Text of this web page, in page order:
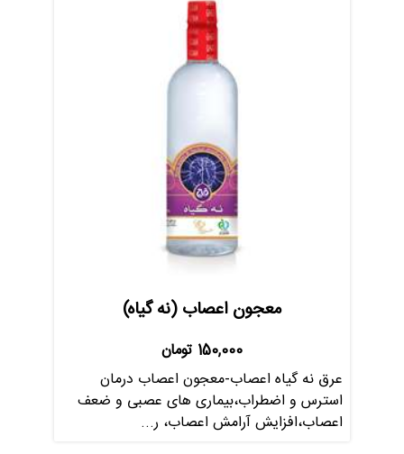
معجون اعصاب (نه گیاه)
150,000 تومان
عرق نه گیاه اعصاب-معجون اعصاب درمان
استرس و اضطراب،بیماری های عصبی و ضعف
اعصاب،افزایش آرامش اعصاب، ر...